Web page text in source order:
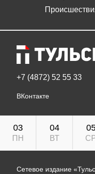
+7 (4872) 52 55 33
ВКонтакте
03
ПН
04
ВТ
Сетевое издание